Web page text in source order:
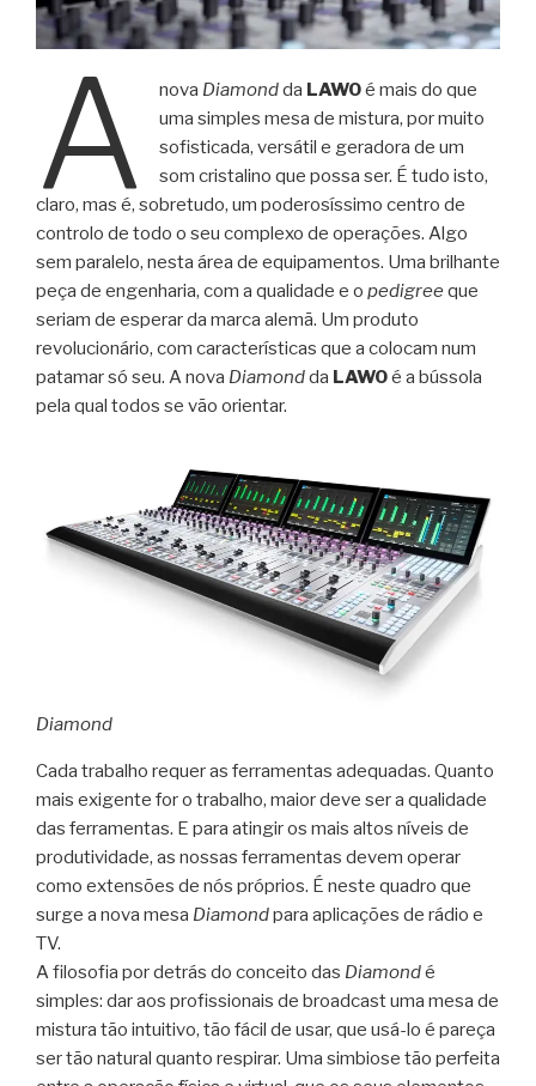
A nova Diamondda LAWOé mais do que
uma simples mesa de mistura, por muito
sofisticada, versátil e geradora de um
som cristalino que possa ser. É tudo isto,
claro, mas é, sobretudo, um poderosíssimo centro de
controlo de todo o seu complexo de operações. Algo
sem paralelo, nesta área de equipamentos. Uma brilhante
peça de engenharia, com a qualidade e o pedigree que
seriam de esperar da marca alemã. Um produto
revolucionário, com características que a colocam num
patamar só seu. A nova Diamondda LAWOé a bússola
pela qual todos se vão orientar.
Diamond
Cada trabalho requer as ferramentas adequadas. Quanto
mais exigente for o trabalho, maior deve ser a qualidade
das ferramentas. E para atingir os mais altos níveis de
produtividade, as nossas ferramentas devem operar
como extensões de nós próprios. É neste quadro que
surge a nova mesa Diamondpara aplicações de rádio e
TV.
A filosofia por detrás do conceito das Diamondé
simples: dar aos profissionais de broadcast uma mesa de
mistura tão intuitivo, tão fácil de usar, que usá-lo é pareça
ser tão natural quanto respirar. Uma simbiose tão perfeita